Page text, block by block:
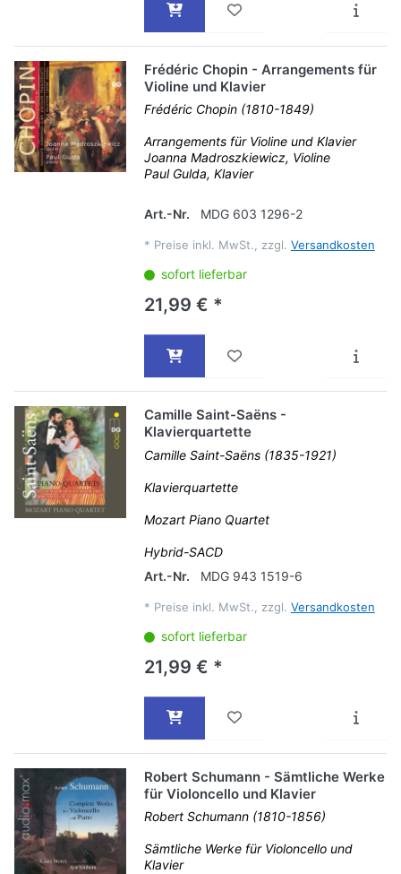
Frédéric Chopin - Arrangements für
Violine und Klavier
Frédéric Chopin (1810-1849)
Arrangements für Violine und Klavier
Joanna Madroszkiewicz, Violine
Paul Gulda, Klavier
Art.-Nr. MDG 603 1296-2
* Preise inkl. MwSt., zzgl. Versandkosten
sofort lieferbar
21,99 € *
Camille Saint-Saëns -
Klavierquartette
Camille Saint-Saëns (1835-1921)
Klavierquartette
Mozart Piano Quartet
Hybrid-SACD
Art.-Nr.
MDG 943 1519-6
* Preise inkl. MwSt., zzgl. Versandkosten
sofort lieferbar
21,99 € *
Robert Schumann - Sämtliche Werke
für Violoncello und Klavier
Robert Schumann (1810-1856)
Sämtliche Werke für Violoncello und
Klavier